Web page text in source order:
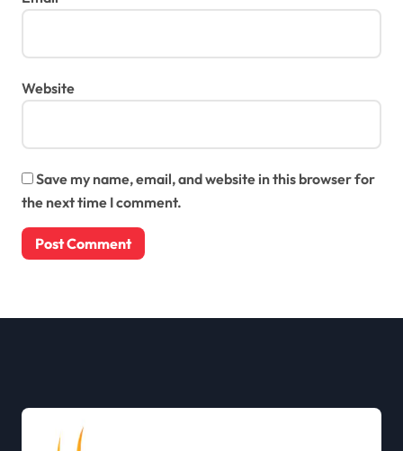
Website
Save my name, email, and website in this browser for
the next time I comment.